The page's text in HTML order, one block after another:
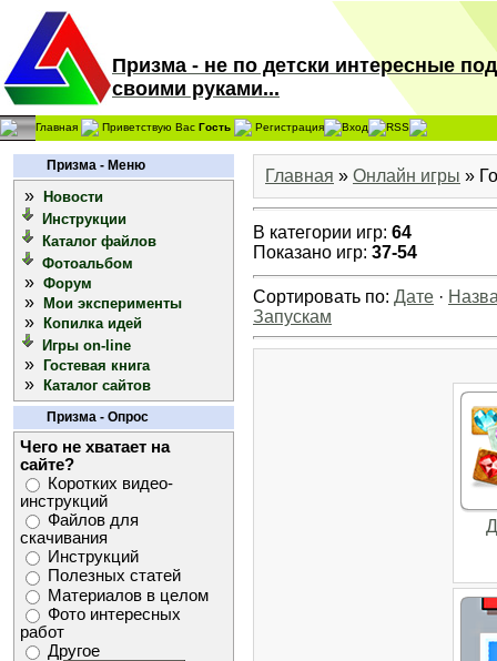
Призма - не по детски интересные
своими руками...
Главная Приветствую Вас Гость Регистрация Вход RSS
Призма - Меню
»
Новости
Инструкции
Каталог файлов
Фотоальбом
» Форум
» Мои эксперименты
»
Копилка идей
Игры on-line
» Гостевая книга
» Каталог сайтов
Призма - Опрос
Чего не хватает на
сайте?
Коротких видео-
инструкций
Файлов для
скачивания
Инструкций
Полезных статей
Материалов в целом
Фото интересных
работ
Другое
Главная » Онлайн игры »
В категории игр: 64
Показано игр: 37-54
Сортировать по: Дате ·
Запускам